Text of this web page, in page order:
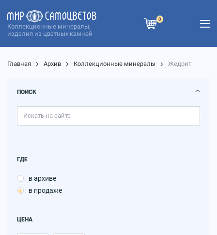
Коллекционные минералы,
изделия из цветных камней
0
Главная Архив Коллекционные минералы Жедрит
ПОИСК
ГДЕ
в архиве
в продаже
ЦЕНА